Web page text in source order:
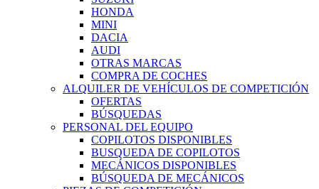
HONDA
MINI
DACIA
AUDI
OTRAS MARCAS
COMPRA DE COCHES
ALQUILER DE VEHÍCULOS DE COMPETICIÓN
OFERTAS
BÚSQUEDAS
PERSONAL DEL EQUIPO
COPILOTOS DISPONIBLES
BUSQUEDA DE COPILOTOS
MECÁNICOS DISPONIBLES
BÚSQUEDA DE MECÁNICOS